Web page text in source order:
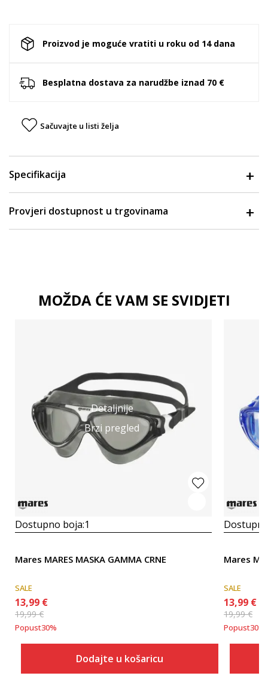
Proizvod je moguće vratiti u roku od 14 dana
Besplatna dostava za narudžbe iznad 70 €
Sačuvajte u listi želja
Specifikacija
Provjeri dostupnost u trgovinama
MOŽDA ĆE VAM SE SVIDJETI
Detaljnije
Brzi pregled
Dostupno boja:1
Mares MARES MASKA GAMMA CRNE
SALE
13,99 €
19,99€
Popust30%
Dodajte u košaricu
Mares
SALE
13,99 €
19,99€
Popust30%